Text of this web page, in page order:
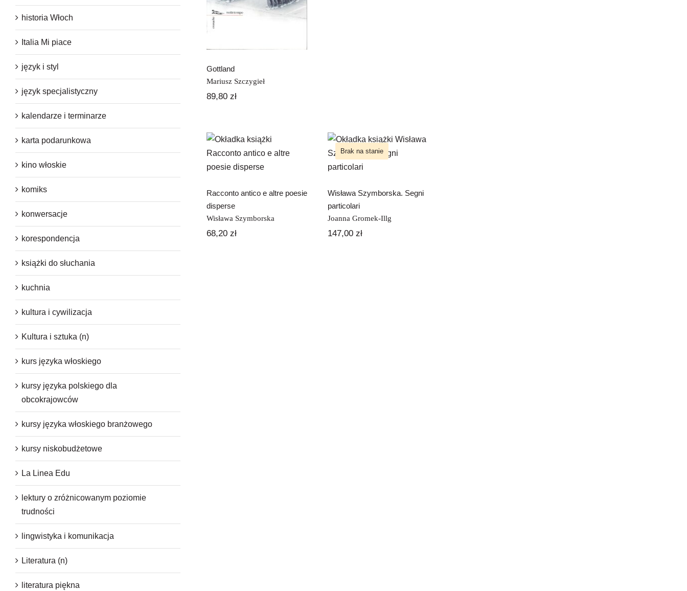
historia Włoch
Italia Mi piace
język i styl
język specjalistyczny
kalendarze i terminarze
karta podarunkowa
kino włoskie
komiks
konwersacje
korespondencja
książki do słuchania
kuchnia
kultura i cywilizacja
Kultura i sztuka (n)
kurs języka włoskiego
kursy języka polskiego dla
obcokrajowców
kursy języka włoskiego branżowego
kursy niskobudżetowe
La Linea Edu
lektury o zróżnicowanym poziomie
trudności
lingwistyka i komunikacja
Literatura (n)
literatura piękna
Gottland
Mariusz Szczygieł
89,80 zł
Racconto antico e
altre poesie
disperse
Racconto antico e altre poesie
disperse
Wisława Szymborska
68,20 zł
Brak na stanie
Wisława
Szymborska.
Segni particolari
Wisława Szymborska. Segni
particolari
Joanna Gromek-Illg
147,00zł